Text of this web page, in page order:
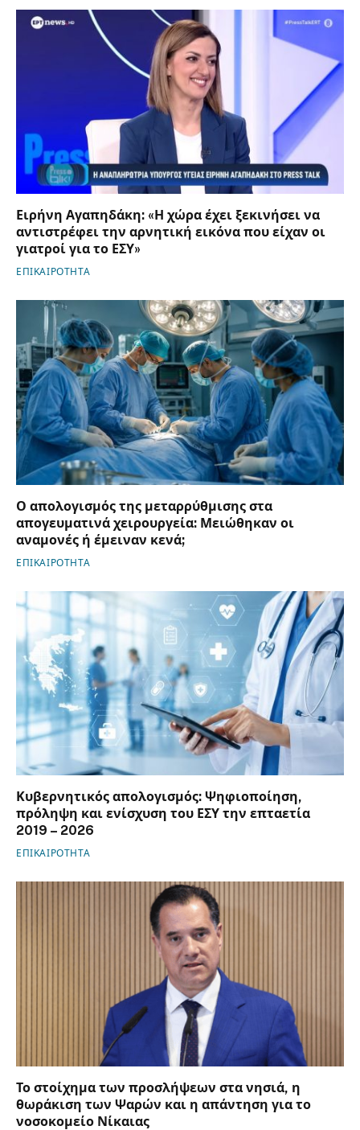
Ειρήνη Αγαπηδάκη: «Η χώρα έχει ξεκινήσει να
αντιστρέφει την αρνητική εικόνα που είχαν οι
γιατροί για το ΕΣΥ»
ΕΠΙΚΑΙΡΟΤΗΤΑ
Ο απολογισμός της μεταρρύθμισης στα
απογευματινά χειρουργεία: Μειώθηκαν οι
αναμονές ή έμειναν κενά;
ΕΠΙΚΑΙΡΟΤΗΤΑ
Κυβερνητικός απολογισμός: Ψηφιοποίηση,
πρόληψη και ενίσχυση του ΕΣΥ την επταετία
2019 – 2026
ΕΠΙΚΑΙΡΟΤΗΤΑ
Το στοίχημα των προσλήψεων στα νησιά, η
θωράκιση των Ψαρών και η απάντηση για το
νοσοκομείο Νίκαιας